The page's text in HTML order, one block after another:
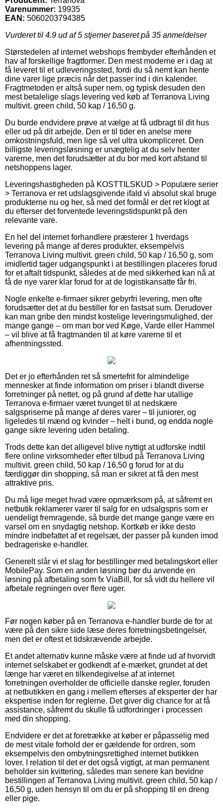
Varenummer: 19935
EAN: 5060203794385
Vurderet til 4.9 ud af 5 stjerner baseret på 35 anmeldelser
Størstedelen af internet webshops frembyder efterhånden et
hav af forskellige fragtformer. Den mest moderne er i dag at
få leveret til et udleveringssted, fordi du så nemt kan hente
dine varer lige præcis når det passer ind i din kalender.
Fragtmetoden er altså super nem, og typisk desuden den
mest betalelige slags levering ved køb af Terranova Living
multivit. green child, 50 kap / 16,50 g.
Du burde endvidere prøve at vælge at få udbragt til dit hus
eller ud på dit arbejde. Den er til tider en anelse mere
omkostningsfuld, men lige så vel ultra ukompliceret. Den
billigste leveringsløsning er unægtelig at du selv henter
varerne, men det forudsætter at du bor med kort afstand til
netshoppens lager.
Leveringshastigheden på KOSTTILSKUD > Populære serier
> Terranova er ret udslagsgivende ifald vi absolut skal bruge
produkterne nu og her, så med det formål er det ret klogt at
du efterser det forventede leveringstidspunkt på den
relevante vare.
En hel del internet forhandlere præsterer 1 hverdags
levering på mange af deres produkter, eksempelvis
Terranova Living multivit. green child, 50 kap / 16,50 g, som
imidlertid tager udgangspunkt i at bestillingen placeres forud
for et aftalt tidspunkt, således at de med sikkerhed kan nå at
få de nye varer klar forud for at de logistikansatte får fri.
Nogle enkelte e-firmaer sikrer gebyrfri levering, men ofte
forudsætter det at du bestiller for en fastsat sum. Derudover
kan man gribe den mindst kostelige leveringsmulighed, der
mange gange – om man bor ved Køge, Varde eller Hammel
– vil blive at få fragtmanden til at køre varerne til et
afhentningssted.
Det er jo efterhånden ret så smertefrit for almindelige
mennesker at finde information om priser i blandt diverse
forretninger på nettet, og på grund af dette har utallige
Terranova e-firmaer været tvunget til at nedskære
salgspriserne på mange af deres varer – til juniorer, og
ligeledes til mænd og kvinder – helt i bund, og endda nogle
gange sikre levering uden betaling.
Trods dette kan det alligevel blive nyttigt at udforske indtil
flere online virksomheder efter tilbud på Terranova Living
multivit. green child, 50 kap / 16,50 g forud for at du
færdiggør din shopping, så man er sikret at få den mest
attraktive pris.
Du må lige meget hvad være opmærksom på, at såfremt en
netbutik reklamerer varer til salg for en udsalgspris som er
uendeligt fremragende, så burde det mange gange være en
varsel om en snydagtig netshop. Kortkøb er ikke desto
mindre indbefattet af et regelsæt, der passer på kunden imod
bedrageriske e-handler.
Generelt slår vi et slag for bestillinger med betalingskort eller
MobilePay. Som en anden løsning bør du anvende en
løsning på afbetaling som fx ViaBill, for så vidt du hellere vil
afbetale regningen over flere uger.
Før nogen køber på en Terranova e-handler burde de for at
være på den sikre side læse deres forretningsbetingelser,
men det er oftest et tidskrævende arbejde.
Et andet alternativ kunne måske være at finde ud af hvorvidt
internet selskabet er godkendt af e-mærket, grundet at det
længe har været en tilkendegivelse af at internet
forretningen overholder de officielle danske regler, foruden
at netbutikken en gang i mellem efterses af eksperter der har
ekspertise inden for reglerne. Det giver dig chance for at få
assistance, såfremt du skulle få udfordringer i processen
med din shopping.
Endvidere er det at foretrække at køber er påpasselig med
de mest vitale forhold der er gældende for ordren, som
eksempelvis den ombytningsrettighed internet butikken
lover. I relation til det er det også vigtigt, at man permanent
beholder sin kvittering, således man senere kan bevidne
bestillingen af Terranova Living multivit. green child, 50 kap /
16,50 g, uden hensyn til om du er på shopping til en dreng
eller pige.